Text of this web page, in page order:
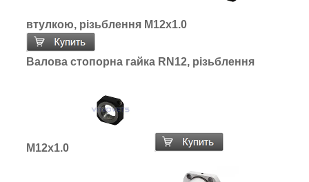
втулкою, різьблення M12x1.0
Валова стопорна гайка RN12, різьблення
M12x1.0